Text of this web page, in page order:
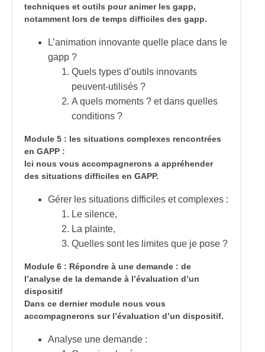
techniques et outils pour animer les gapp,
notamment lors de temps difficiles des gapp.
L’animation innovante quelle place dans le
gapp ?
Quels types d’outils innovants
peuvent-utilisés ?
A quels moments ? et dans quelles
conditions ?
Module 5 : les situations complexes rencontrées
en GAPP :
Ici nous vous accompagnerons a appréhender
des situations difficiles en GAPP.
Gérer les situations difficiles et complexes :
Le silence,
La plainte,
Quelles sont les limites que je pose ?
Module 6 : Répondre à une demande : de
l’analyse de la demande à l’évaluation d’un
dispositif
Dans ce dernier module nous vous
accompagnerons sur l’évaluation d’un dispositif.
Analyse une demande :